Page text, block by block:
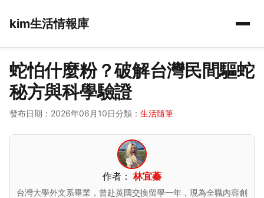
kim生活情報庫
蛇怕什麼粉？破解台灣民間驅蛇
秘方與科學驗證
發布日期：2026年06月10日分類： 生活隨筆
作者：林宜蓁
台灣大學外文系畢業，曾赴英國交換留學一年，現為全職內容創